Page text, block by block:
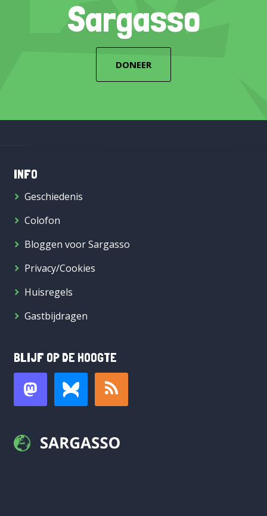
Sargasso
DONEER
INFO
Geschiedenis
Colofon
Bloggen voor Sargasso
Privacy/Cookies
Huisregels
Gastbijdragen
BLIJF OP DE HOOGTE